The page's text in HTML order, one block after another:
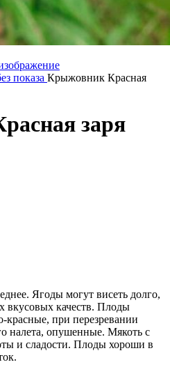
показа Крыжовник Красная
заря
Ягоды могут висеть долго,
вкусовых качеств. Плоды
красные, при перезревании
налета, опушенные. Мякоть с
и сладости. Плоды хороши в